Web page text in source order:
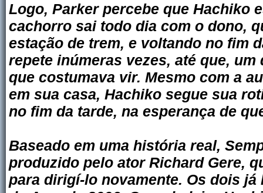
Logo, Parker percebe que Hachiko
cachorro sai todo dia com o dono,
estação de trem, e voltando no fim
repete inúmeras vezes, até que,
que costumava vir. Mesmo com a
em sua casa, Hachiko segue sua
no fim da tarde, na esperança de
Baseado em uma história real,
produzido pelo ator Richard Gere,
para dirigí-lo novamente. Os dois